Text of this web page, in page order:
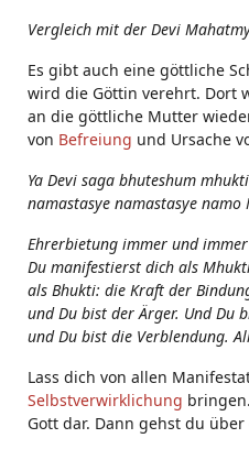
Vergleich mit der Devi
Es gibt auch eine göttliche
wird die Göttin verehrt. Dort
an die göttliche Mutter
von Befreiung und Ursache
Ya Devi saga bhuteshum
namastasye namastasye namo
Ehrerbietung immer und
Du manifestierst dich als
als Bhukti: die Kraft der
und Du bist der Ärger. Und Du
und Du bist die Verblendung.
Lass dich von allen
Selbstverwirklichung
Gott dar. Dann gehst du